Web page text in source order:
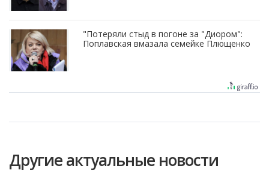
"Потеряли стыд в погоне за "Диором":
Поплавская вмазала семейке Плющенко
Другие актуальные новости